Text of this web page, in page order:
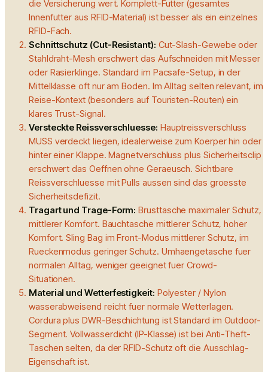
die Versicherung wert. Komplett-Futter (gesamtes
Innenfutter aus RFID-Material) ist besser als ein einzelnes
RFID-Fach.
Schnittschutz (Cut-Resistant): Cut-Slash-Gewebe oder
Stahldraht-Mesh erschwert das Aufschneiden mit Messer
oder Rasierklinge. Standard im Pacsafe-Setup, in der
Mittelklasse oft nur am Boden. Im Alltag selten relevant, im
Reise-Kontext (besonders auf Touristen-Routen) ein
klares Trust-Signal.
Versteckte Reissverschluesse: Hauptreissverschluss
MUSS verdeckt liegen, idealerweise zum Koerper hin oder
hinter einer Klappe. Magnetverschluss plus Sicherheitsclip
erschwert das Oeffnen ohne Geraeusch. Sichtbare
Reissverschluesse mit Pulls aussen sind das groesste
Sicherheitsdefizit.
Tragart und Trage-Form: Brusttasche maximaler Schutz,
mittlerer Komfort. Bauchtasche mittlerer Schutz, hoher
Komfort. Sling Bag im Front-Modus mittlerer Schutz, im
Rueckenmodus geringer Schutz. Umhaengetasche fuer
normalen Alltag, weniger geeignet fuer Crowd-
Situationen.
Material und Wetterfestigkeit: Polyester / Nylon
wasserabweisend reicht fuer normale Wetterlagen.
Cordura plus DWR-Beschichtung ist Standard im Outdoor-
Segment. Vollwasserdicht (IP-Klasse) ist bei Anti-Theft-
Taschen selten, da der RFID-Schutz oft die Ausschlag-
Eigenschaft ist.